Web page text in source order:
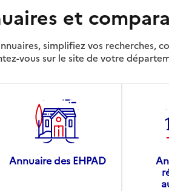
et
simplifiez vos recherches,
vous sur le site de votre
Annuaire des EHPAD